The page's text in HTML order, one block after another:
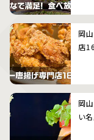
岡
店
岡
い